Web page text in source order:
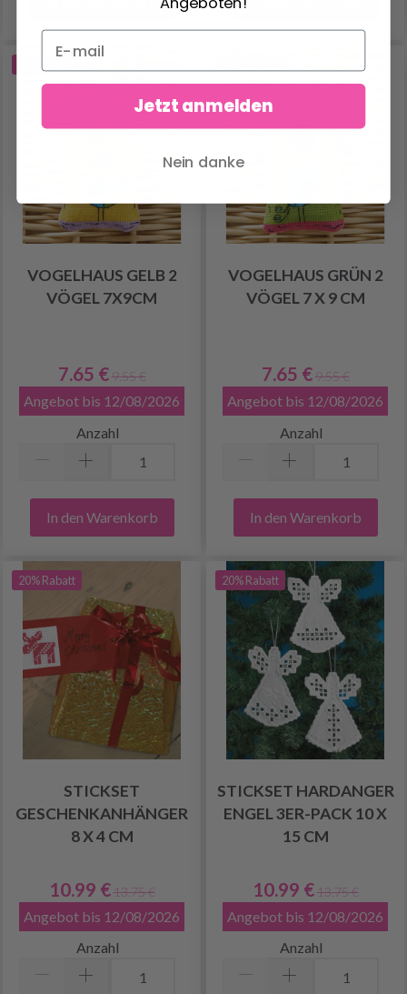
VOGELHAUS GELB 2
VÖGEL 7X9CM
7.65 € 9.55 €
Angebot bis 12/08/2026
Anzahl
In den Warenkorb
VOGELHAUS GRÜN 2
VÖGEL 7 X 9 CM
7.65 € 9.55 €
Angebot bis 12/08/2026
Anzahl
In den Warenkorb
20% Rabatt
STICKSET
GESCHENKANHÄNGER
8 X 4 CM
10.99 € 13.75 €
Angebot bis 12/08/2026
Anzahl
20% Rabatt
STICKSET HARDANGER
ENGEL 3ER-PACK 10 X
15 CM
10.99 € 13.75 €
Angebot bis 12/08/2026
Anzahl
Jetzt anmelden
Nein danke